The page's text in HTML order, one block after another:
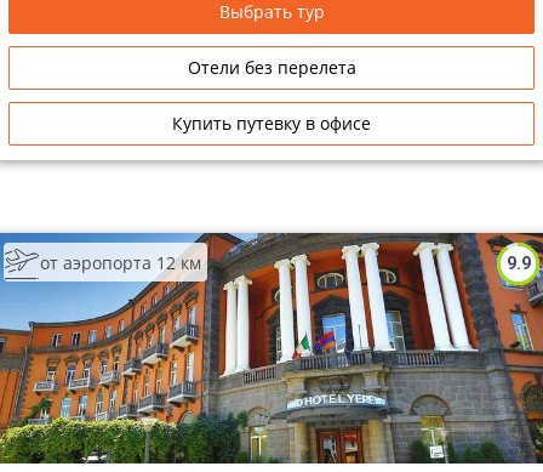
Выбрать тур
Отели без перелета
Купить путевку в офисе
9.9
от аэропорта 12 км